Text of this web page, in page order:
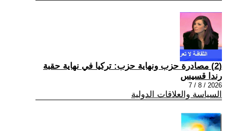
(2) مصادرة حزب ونهاية حزب: تركيا في نهاية حقبة
رندا قسيس
2026 / 8 / 7
السياسة والعلاقات الدولية